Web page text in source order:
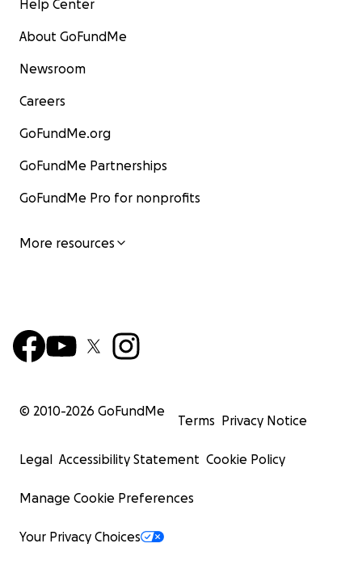
Help Center
About GoFundMe
Newsroom
Careers
GoFundMe.org
GoFundMe Partnerships
GoFundMe Pro for nonprofits
More resources
© 2010-2026 GoFundMe
Terms Privacy Notice
Legal Accessibility Statement Cookie Policy
Manage Cookie Preferences
Your Privacy Choices